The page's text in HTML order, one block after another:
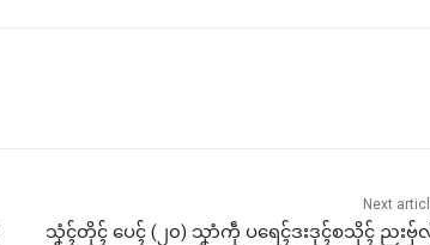
Next
သၞံၚ်တိုၚ် ပေၚ် (၂၀) သၞာံကဵု ပရေၚ်ဒးဒုၚ်စသိုၚ် ညးဗှ်